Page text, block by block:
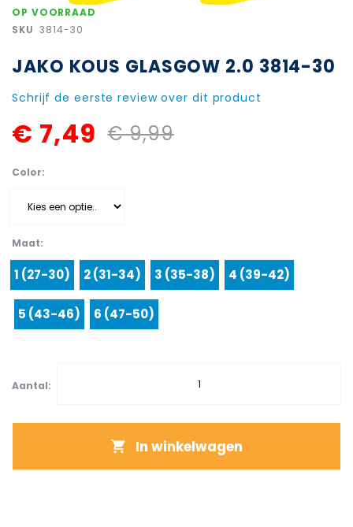
OP VOORRAAD
SKU 3814-30
JAKO KOUS GLASGOW 2.0 3814-30
Schrijf de eerste review over dit product
€ 7,49 € 9,99
Color
Maat
1 (27-30) 2 (31-34) 3 (35-38) 4 (39-42)
5 (43-46) 6 (47-50)
Aantal:
In winkelwagen
Ga
naar
van
afbeeldingen-